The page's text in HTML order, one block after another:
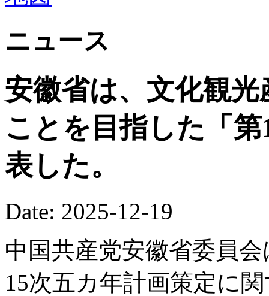
ニュース
安徽省は、文化観
ことを目指した「
表した。
Date: 2025-12-19
中国共産党安徽省委員
15次五カ年計画策定に